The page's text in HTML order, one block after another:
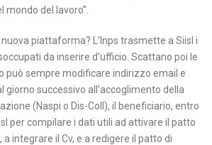
del lavoro”.
piattaforma? L’Inps trasmette a Siisl i
da inserire d’ufficio. Scattano poi le
può sempre modificare indirizzo email e
giorno successivo all’accoglimento della
(Naspi o Dis-Coll), il beneficiario, entro
per compilare i dati utili ad attivare il patto
integrare il Cv, e a redigere il patto di